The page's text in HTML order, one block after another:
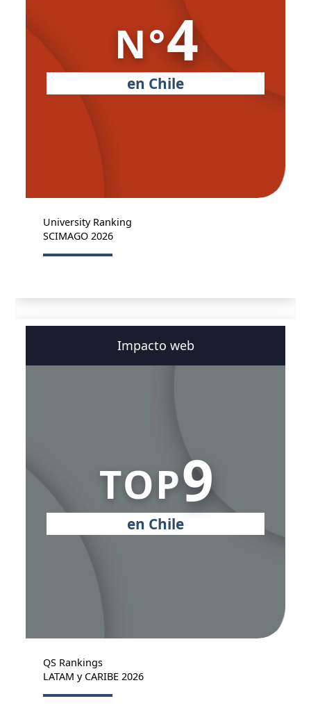
N°4
en Chile
University Ranking
SCIMAGO 2026
Impacto web
TOP9
en Chile
QS Rankings
LATAM y CARIBE 2026